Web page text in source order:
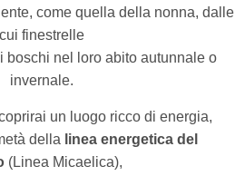
come quella della nonna, dalle
cui finestrelle
boschi nel loro abito autunnale o
invernale.
un luogo ricco di energia,
della linea energetica del
(Linea Micaelica),